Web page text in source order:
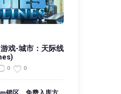
戏-城市：天际线
0 0